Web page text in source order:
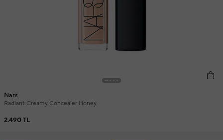
Nars
Radiant Creamy Concealer Honey
2.490 TL